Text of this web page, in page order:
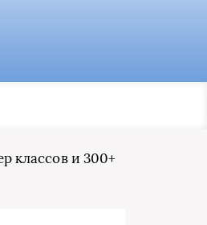
классов и 300+